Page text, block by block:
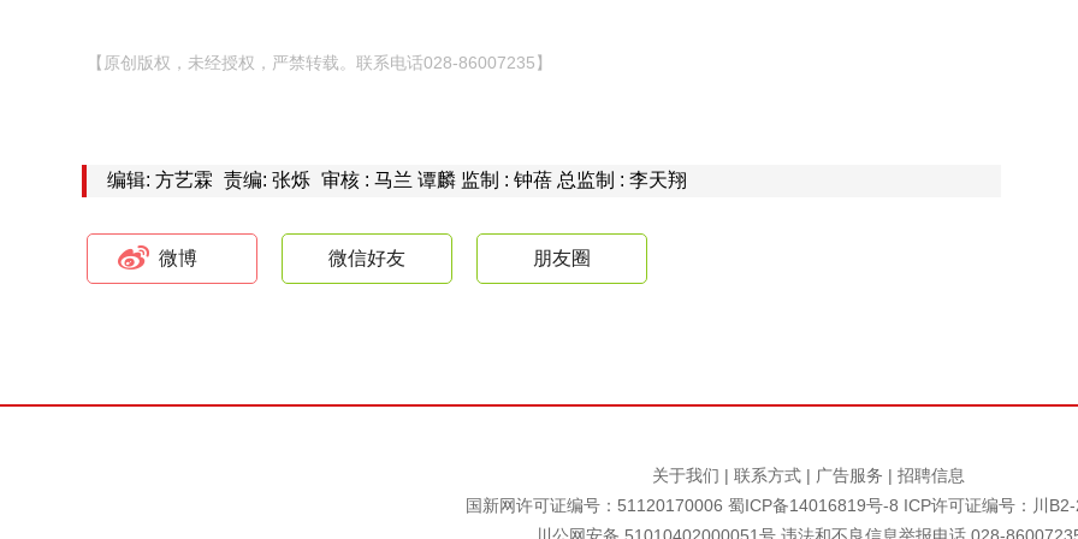
【原创版权，未经授权，严禁转载。联系电话028-86007235】
编辑: 方艺霖 责编: 张烁 审核 : 马兰 谭麟 监制 : 钟蓓 总监制 : 李天翔
微博 微信好友 朋友圈
关于我们 | 联系方式 | 广告服务 | 招聘信息
国新网许可证编号：51120170006 蜀ICP备14016819号-8 ICP许可证编号：川